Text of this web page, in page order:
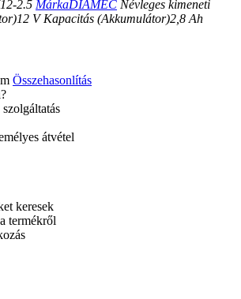
2.5 MárkaDIAMEC Névleges kimeneti
12 V Kapacitás (Akkumulátor)2,8 Ah
Összehasonlítás
átvétel
keresek
termékről